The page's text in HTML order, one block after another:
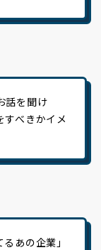
話を聞け
すべきかイメ
あの企業」